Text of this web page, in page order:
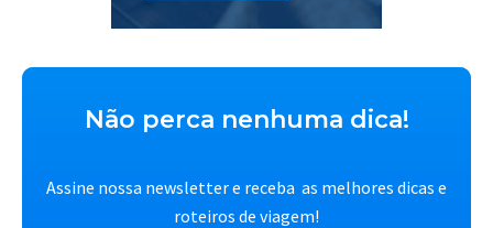
Não perca nenhuma dica!
Assine nossa newsletter e receba as melhores dicas e
roteiros de viagem!